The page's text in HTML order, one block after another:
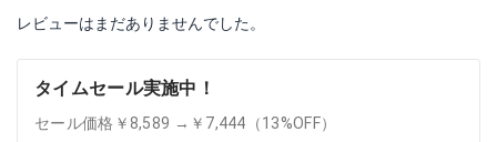
レビューはまだありませんでした。
タイムセール実施中！
セール価格￥8,589 →￥7,444（13%OFF）